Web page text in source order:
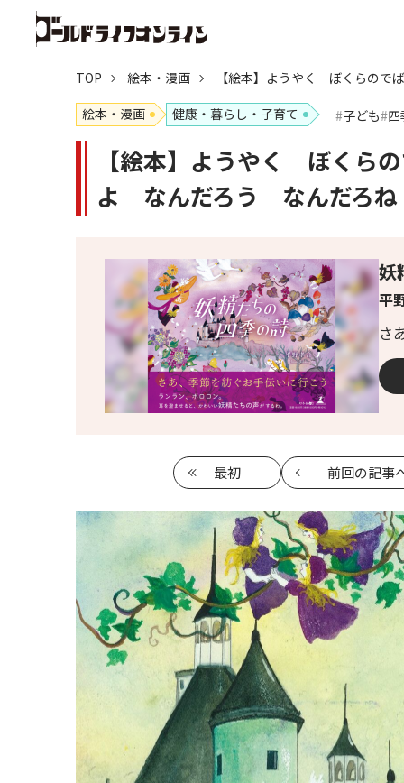
TOP 絵本・漫画
【絵本】ようやく ぼくらの
絵本・漫画
健康・暮らし・子育て 子ども 四
【絵本】ようやく ぼくら
よ なんだろう なんだろね
妖
平
さ
最初 前回の記事